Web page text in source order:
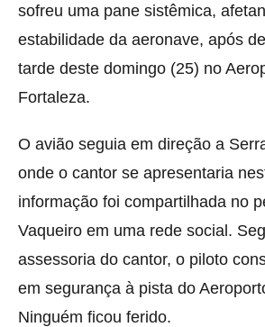
sofreu uma pane sistêmica,
estabilidade da aeronave, após
tarde deste domingo (25) no
Fortaleza.
O avião seguia em direção a
onde o cantor se apresentaria
informação foi compartilhada no
Vaqueiro em uma rede social.
assessoria do cantor, o piloto
em segurança à pista do
Ninguém ficou ferido.